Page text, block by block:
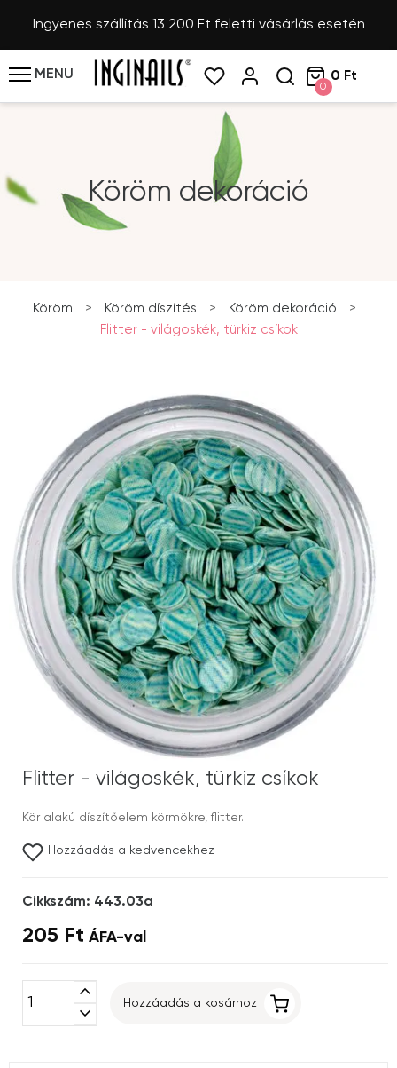
Ingyenes szállítás 13 200 Ft feletti vásárlás esetén
MENU
0
0 Ft
Köröm dekoráció
Köröm > Köröm díszítés > Köröm dekoráció
>
Flitter - világoskék, türkiz csíkok
Flitter - világoskék, türkiz csíkok
Kör alakú díszítőelem körmökre, flitter.
Hozzáadás a kedvencekhez
Cikkszám: 443.03a
205 Ft ÁFA-val
expand_less
expand_more
Hozzáadás a kosárhoz